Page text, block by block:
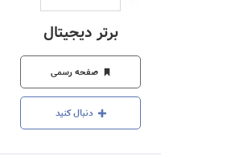
شرکت‌ها،
سازمان‌ها
و
روابط
عمومی‌ها
برتر دیجیتال
صفحه رسمی
دنبال کنید